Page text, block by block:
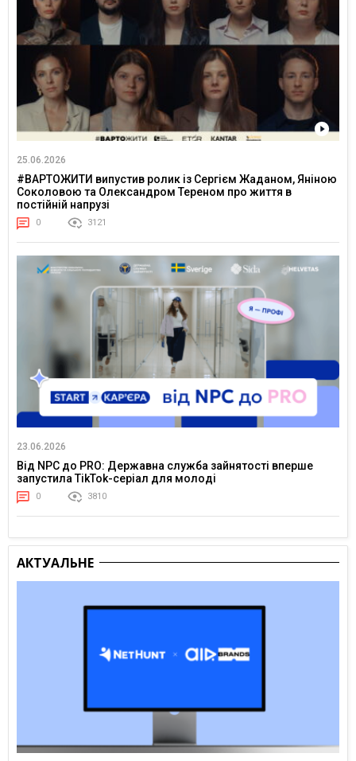
25.06.2026
#ВАРТОЖИТИ випустив ролик із Сергієм Жаданом, Яніною
Соколовою та Олександром Тереном про життя в
постійній напрузі
0 3121
23.06.2026
Від NPC до PRO: Державна служба зайнятості вперше
запустила TikTok-серіал для молоді
0 3810
АКТУАЛЬНЕ